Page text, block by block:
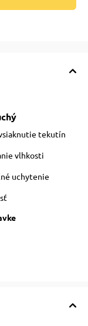
tekutín
vlhkosti
uchytenie